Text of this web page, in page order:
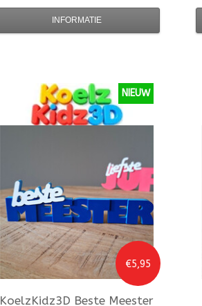
INFORMATIE
€5,95
NIEUW
KoelzKidz3D Beste Meester